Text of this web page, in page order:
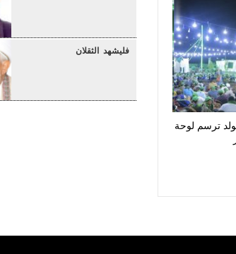
ترسم لوحة
فليشهد الثقلان